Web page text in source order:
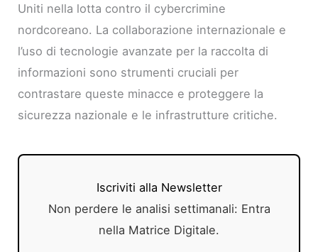
Uniti nella lotta contro il cybercrimine
nordcoreano. La collaborazione internazionale e
l’uso di tecnologie avanzate per la raccolta di
informazioni sono strumenti cruciali per
contrastare queste minacce e proteggere la
sicurezza nazionale e le infrastrutture critiche.
Iscriviti alla Newsletter
Non perdere le analisi settimanali: Entra
nella Matrice Digitale.